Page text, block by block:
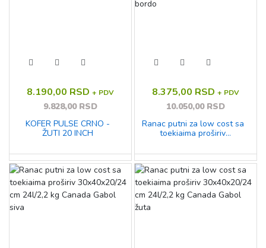
8.190,00 RSD + PDV
9.828,00 RSD
KOFER PULSE CRNO -
ŽUTI 20 INCH
8.375,00 RSD + PDV
10.050,00 RSD
Ranac putni za low cost sa
toekiaima proširiv
Canada Gabol bordo